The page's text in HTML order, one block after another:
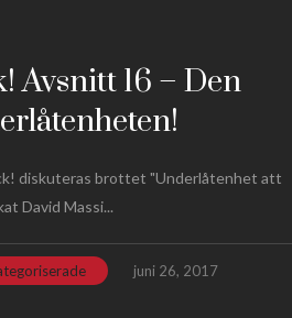
Avsnitt 16 – Den
diskuteras brottet "Underlåtenhet att
David Massi...
juni 26, 2017